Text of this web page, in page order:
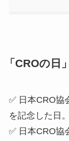
「CROの日
✅ 日本CRO協
を記念した日。
✅ 日本CRO協